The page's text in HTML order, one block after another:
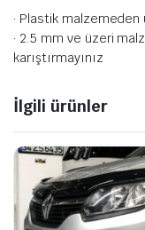
· Plastik
· 2.5 mm ve üzeri
karıştırmayınız
İlgili ürünler